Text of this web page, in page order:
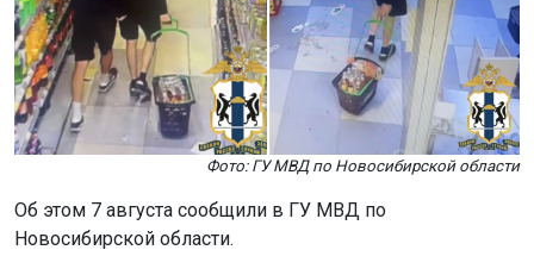
Фото: ГУ МВД по Новосибирской области
Об этом 7 августа сообщили в ГУ МВД по
Новосибирской области.